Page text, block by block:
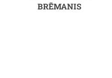
BRĒMANIS